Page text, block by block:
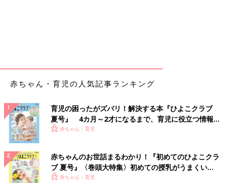
赤ちゃん・育児の人気記事ランキング
育児の困ったがズバリ！解決する本『ひよこクラブ
夏号』 4カ月～2才になるまで、育児に役立つ情報が
いっぱい！
赤ちゃん・育児
赤ちゃんのお世話まるわかり！『初めてのひよこクラ
ブ 夏号』〈巻頭大特集〉初めての授乳がうまくい
く！ おっぱい・ミルクの基本と夏のトラブル 解決テ
赤ちゃん・育児